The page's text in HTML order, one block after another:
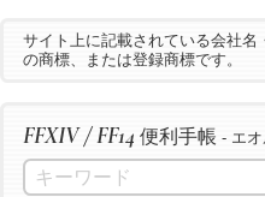
サイト上に記載されている会社
の商標、または登録商標です。
FFXIV / FF14 便利手帳 - エ